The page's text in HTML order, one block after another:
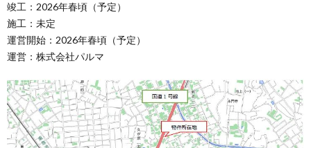
竣工：2026年春頃（予定）
施工：未定
運営開始：2026年春頃（予定）
運営：株式会社パルマ